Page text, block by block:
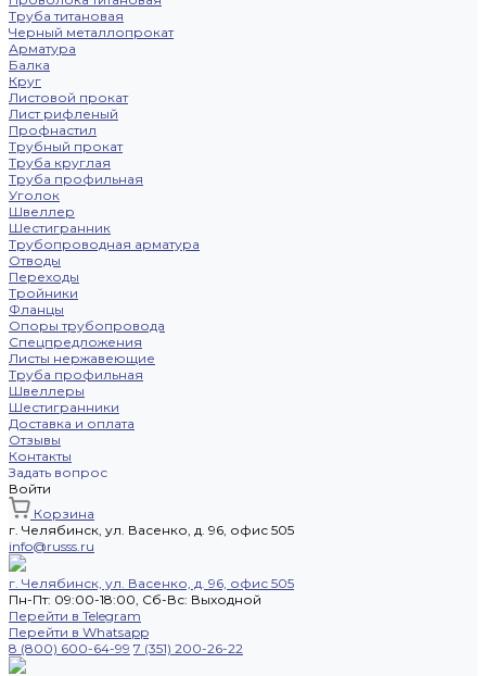
Труба титановая
Черный металлопрокат
Арматура
Балка
Круг
Листовой прокат
Лист рифленый
Профнастил
Трубный прокат
Труба круглая
Труба профильная
Уголок
Швеллер
Шестигранник
Трубопроводная арматура
Отводы
Переходы
Тройники
Фланцы
Опоры трубопровода
Спецпредложения
Листы нержавеющие
Труба профильная
Швеллеры
Шестигранники
Доставка и оплата
Отзывы
Контакты
Задать вопрос
Войти
Корзина
г. Челябинск, ул. Васенко, д. 96, офис 505
info@russs.ru
г. Челябинск, ул. Васенко, д. 96, офис 505
Пн-Пт: 09:00-18:00, Cб-Вс: Выходной
Перейти в Telegram
Перейти в Whatsapp
8 (800) 600-64-99 7 (351) 200-26-22